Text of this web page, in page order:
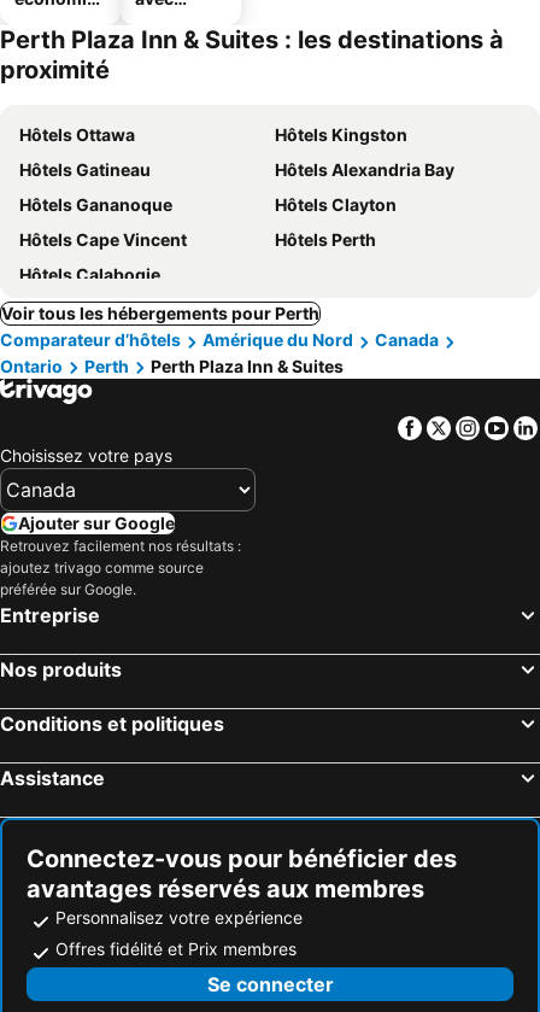
Perth Plaza Inn & Suites : les destinations à
proximité
Hôtels Ottawa
Hôtels Kingston
Hôtels Gatineau
Hôtels Alexandria Bay
Hôtels Gananoque
Hôtels Clayton
Hôtels Cape Vincent
Hôtels Perth
Hôtels Calabogie
Voir tous les hébergements pour Perth
Comparateur d’hôtels
Amérique du Nord
Canada
Ontario
Perth Perth Plaza Inn & Suites
Facebook
Twitter
Choisissez votre pays
Ajouter sur Google
Retrouvez facilement nos résultats :
ajoutez trivago comme source
préférée sur Google.
Entreprise
Nos produits
Conditions et politiques
Assistance
Connectez-vous pour bénéficier des
avantages réservés aux membres
Personnalisez votre expérience
Offres fidélité et Prix membres
Se connecter